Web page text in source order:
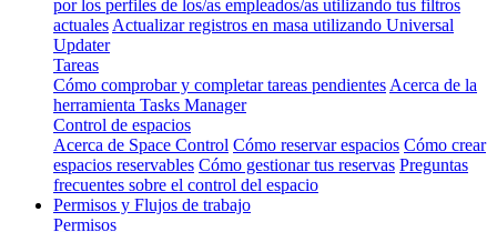
por los perfiles de los/as empleados/as utilizando tus filtros
actuales Actualizar registros en masa utilizando Universal
Updater
Tareas
Cómo comprobar y completar tareas pendientes Acerca de la
herramienta Tasks Manager
Control de espacios
Acerca de Space Control Cómo reservar espacios Cómo crear
espacios reservables Cómo gestionar tus reservas Preguntas
frecuentes sobre el control del espacio
Permisos y Flujos de trabajo
Permisos